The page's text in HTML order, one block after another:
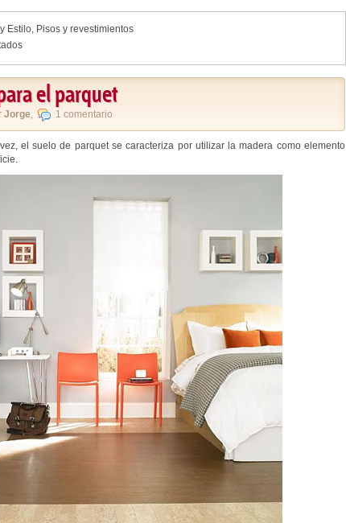
Estilo, Pisos y revestimientos
el parquet
Jorge, 1 comentario
el suelo de parquet se caracteriza por utilizar la madera como elemento